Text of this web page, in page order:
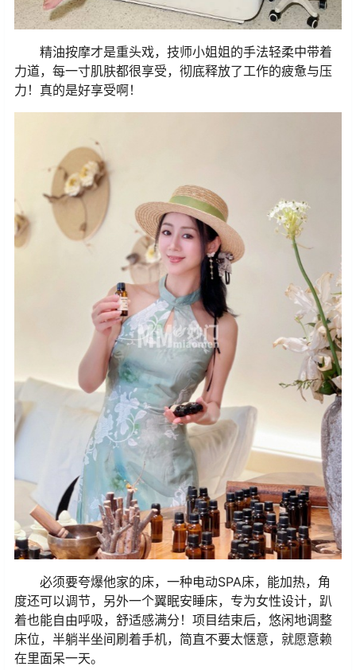
精油按摩才是重头戏，技师小姐姐的手法轻柔中带着
力道，每一寸肌肤都很享受，彻底释放了工作的疲惫与压
力！真的是好享受啊！
必须要夸爆他家的床，一种电动SPA床，能加热，角
度还可以调节，另外一个翼眠安睡床，专为女性设计，趴
着也能自由呼吸，舒适感满分！项目结束后，悠闲地调整
床位，半躺半坐间刷着手机，简直不要太惬意，就愿意赖
在里面呆一天。